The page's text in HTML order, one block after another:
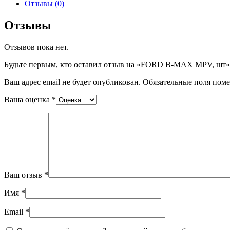
FORD
MAX
MPV,
Отзывы (0)
Отзывы
Отзывов пока нет.
Будьте первым, кто оставил отзыв на «FORD B-MAX MPV, шт»
Ваш адрес email не будет опубликован. Обязательные поля
Ваша оценка *
Ваш отзыв *
Имя *
Email *